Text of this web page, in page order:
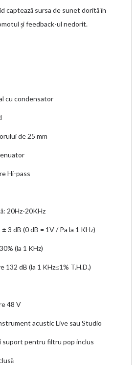
captează sursa de sunet dorită în
și feedback-ul nedorit.
cu condensator
de 25 mm
Hi-pass
20Hz-20KHz
3 dB (0 dB = 1V / Pa la 1 KHz)
(la 1 KHz)
132 dB (la 1 KHz≤1% T.H.D.)
48 V
acustic Live sau Studio
suport pentru filtru pop inclus